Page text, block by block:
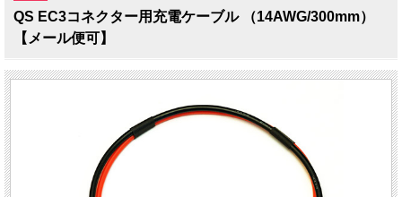
QS EC3コネクター用充電ケーブル （14AWG/300mm）
【メール便可】